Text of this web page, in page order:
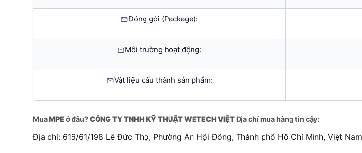
Đóng gói (Package):
Môi trường hoạt động:
Vật liệu cấu thành sản phẩm:
MuaMPEở đâu?CÔNG TY TNHH KỸ THUẬT WETECH VIỆTĐịa chỉ mua hàng tin cậy:
Địa chỉ: 616/61/198 Lê Đức Thọ, Phường An Hội Đông, Thành phố Hồ Chí Minh, Việt Nam